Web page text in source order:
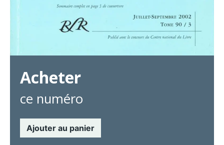
Acheter
ce numéro
Ajouter au panier